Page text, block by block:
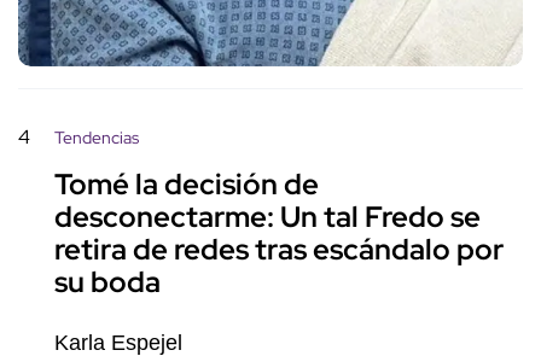
4 Tendencias
Tomé la decisión de
desconectarme: Un tal Fredo se
retira de redes tras escándalo por
su boda
Karla Espejel